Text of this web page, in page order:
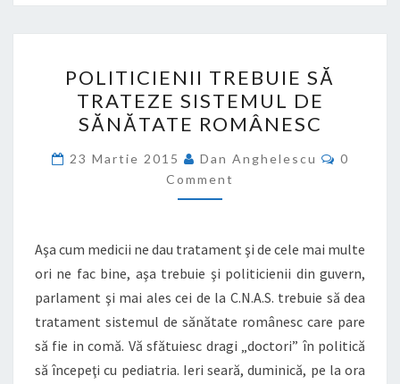
TREBUIE
SĂ
TRATEZE
SISTEMUL
DE
SĂNĂTATE
POLITICIENII TREBUIE SĂ
TRATEZE SISTEMUL DE
SĂNĂTATE ROMÂNESC
23 Martie 2015 Dan Anghelescu
0
Comment
Aşa cum medicii ne dau tratament şi de cele mai multe
ori ne fac bine, aşa trebuie şi politicienii din guvern,
parlament şi mai ales cei de la C.N.A.S. trebuie să dea
tratament sistemul de sănătate românesc care pare
să fie in comă. Vă sfătuiesc dragi „doctori” în politică
să începeţi cu pediatria. Ieri seară, duminică, pe la ora